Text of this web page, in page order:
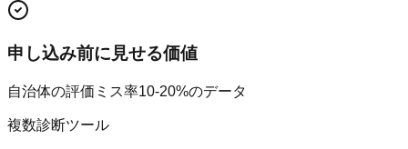
申し込み前に見せる価値
自治体の評価ミス率10-20%のデータ
複数診断ツール